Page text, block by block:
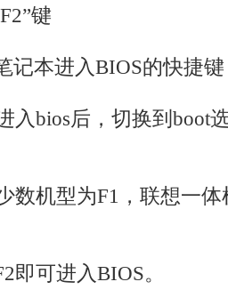
键
记本进入BIOS的快捷
入bios后，切换到boot
数机型为F1，联想一
即可进入BIOS。